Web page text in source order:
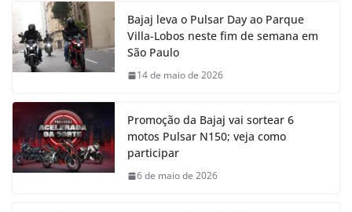
Bajaj leva o Pulsar Day ao Parque
Villa-Lobos neste fim de semana em
São Paulo
14 de maio de 2026
Promoção da Bajaj vai sortear 6
motos Pulsar N150; veja como
participar
6 de maio de 2026